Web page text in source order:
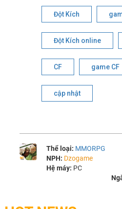
Đột Kích
Đột Kích online
CF game CF
cập nhật
Thể loại: MMORPG
NPH: Dzogame
Hệ máy: PC